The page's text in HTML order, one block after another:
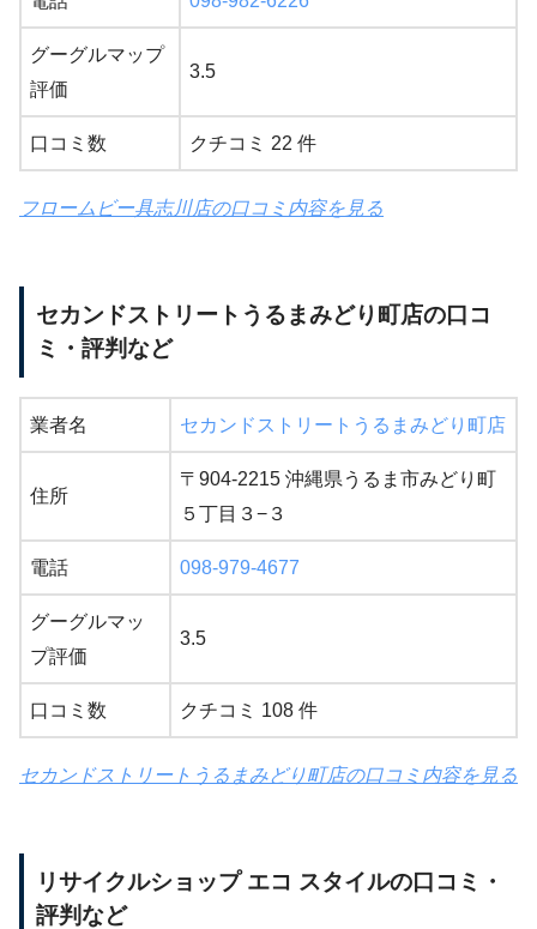
グーグルマップ
評価
3.5
口コミ数 クチコミ 22 件
フロームビー具志川店の口コミ内容を見る
セカンドストリートうるまみどり町店の口コ
ミ・評判など
業者名 セカンドストリートうるまみどり町店
住所
〒904-2215 沖縄県うるま市みどり町
５丁目３−３
電話 098-979-4677
グーグルマッ
プ評価
3.5
口コミ数 クチコミ 108 件
セカンドストリートうるまみどり町店の口コミ内容を見る
リサイクルショップ エコ スタイルの口コミ・
評判など